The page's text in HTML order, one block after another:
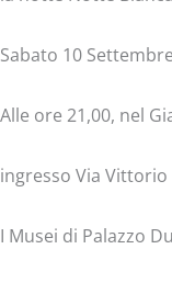
Sabato 10
Alle ore 21,00, nel
ingresso Via Vittorio
I Musei di Palazzo